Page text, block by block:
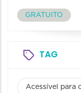
GRATUITO
TAG
Acessível para